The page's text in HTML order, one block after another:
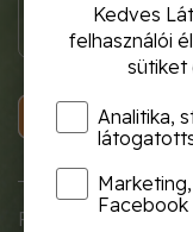
PROTECT®
Kedves
felhasználói
sütiket
Analitika,
Facebook